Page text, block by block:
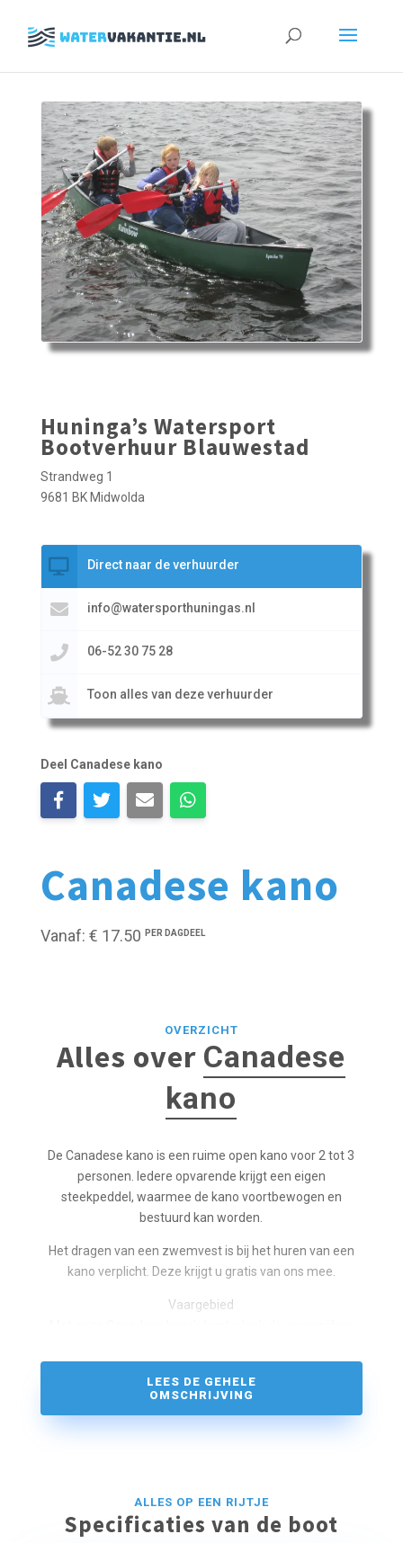
Zoeken
Canadese kano
Vanaf: € 17.50 PER DAGDEEL
Huninga’s Watersport
Bootverhuur Blauwestad
Strandweg 1
9681 BK Midwolda
Direct naar de verhuurder
info@watersporthuningas.nl
06-52 30 75 28
Toon alles van deze verhuurder
Deel Canadese kano
OVERZICHT
Alles over Canadese
kano
De Canadese kano is een ruime open kano voor 2 tot 3
personen. Iedere opvarende krijgt een eigen
steekpeddel, waarmee de kano voortbewogen en
bestuurd kan worden.
Het dragen van een zwemvest is bij het huren van een
kano verplicht. Deze krijgt u gratis van ons mee.
Vaargebied
Groningen ook heerlijk. Dit meer met een oppervlakte
LEES DE GEHELE
OMSCHRIJVING
ALLES OP EEN RIJTJE
Specificaties van de boot